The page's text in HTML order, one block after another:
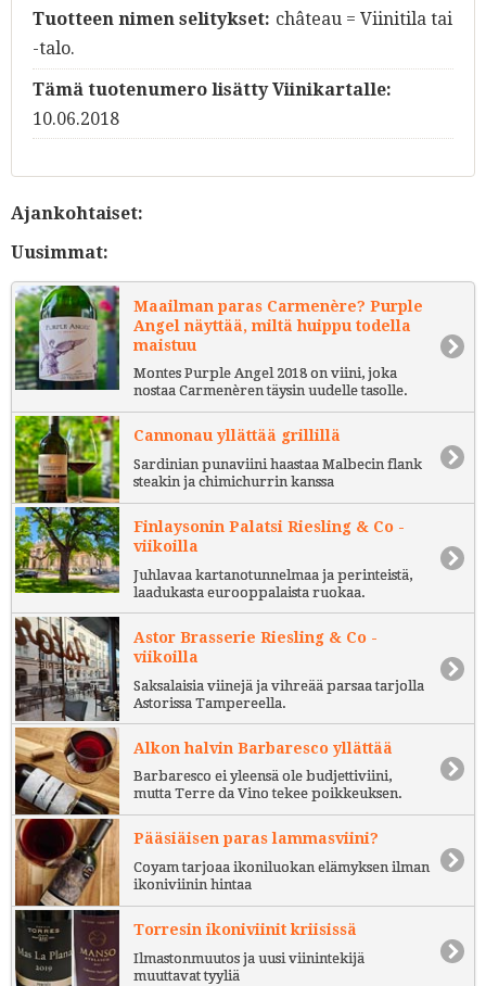
Tuotteen nimen selitykset: château = Viinitila tai
-talo.
Tämä tuotenumero lisätty Viinikartalle:
10.06.2018
Ajankohtaiset:
Uusimmat:
Maailman paras Carmenère? Purple
Angel näyttää, miltä huippu todella
maistuu
Montes Purple Angel 2018 on viini, joka
nostaa Carmenèren täysin uudelle tasolle.
Cannonau yllättää grillillä
Sardinian punaviini haastaa Malbecin flank
steakin ja chimichurrin kanssa
Finlaysonin Palatsi Riesling & Co -
viikoilla
Juhlavaa kartanotunnelmaa ja perinteistä,
laadukasta eurooppalaista ruokaa.
Astor Brasserie Riesling & Co -
viikoilla
Saksalaisia viinejä ja vihreää parsaa tarjolla
Astorissa Tampereella.
Alkon halvin Barbaresco yllättää
Barbaresco ei yleensä ole budjettiviini,
mutta Terre da Vino tekee poikkeuksen.
Pääsiäisen paras lammasviini?
Coyam tarjoaa ikoniluokan elämyksen ilman
ikoniviinin hintaa
Torresin ikoniviinit kriisissä
Ilmastonmuutos ja uusi viinintekijä
muuttavat tyyliä